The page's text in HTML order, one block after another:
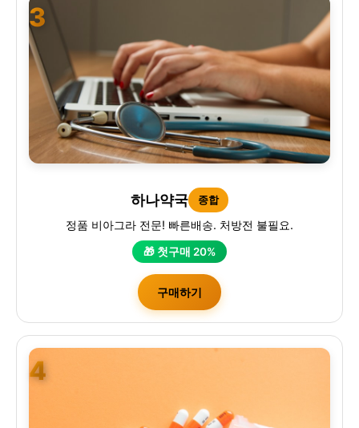
3
하나약국 종합
정품 비아그라 전문! 빠른배송. 처방전 불필요.
🎁 첫구매 20%
구매하기
4